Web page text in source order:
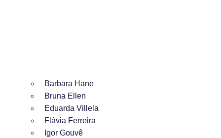
Barbara Hane
Bruna Ellen
Eduarda Villela
Flávia Ferreira
Igor Gouvê